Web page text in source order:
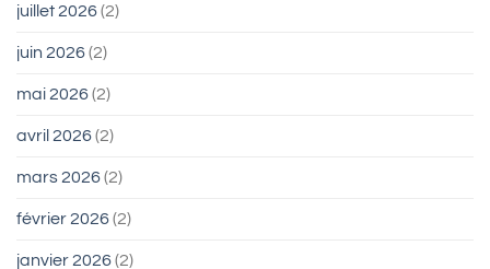
juillet 2026(2)
juin 2026(2)
mai 2026(2)
avril 2026(2)
mars 2026(2)
février 2026(2)
janvier 2026(2)